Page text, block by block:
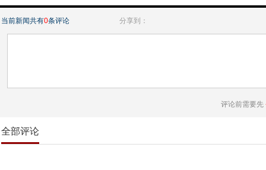
当前新闻共有0条评论 分享到：
评论前需要先
全部评论